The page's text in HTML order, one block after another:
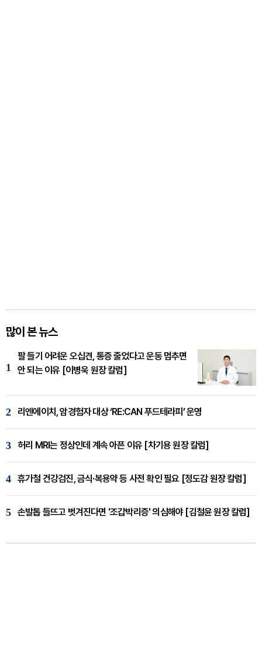
많이 본 뉴스
1
팔 들기 어려운 오십견, 통증 줄었다고 운동 멈추면
안 되는 이유 [이병욱 원장 칼럼]
2 리엔에이치, 암경험자 대상 ‘RE:CAN 푸드테라피’ 운영
3 허리 MRI는 정상인데 계속 아픈 이유 [차기용 원장 칼럼]
4 휴가철 건강검진, 금식·복용약 등 사전 확인 필요 [정도감 원장 칼럼]
5 손발톱 들뜨고 벗겨진다면 '조갑박리증' 의심해야 [김철윤 원장 칼럼]